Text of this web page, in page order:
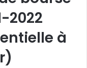
2022
à